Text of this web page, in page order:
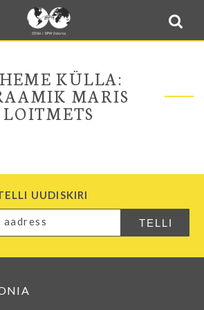
Sulge menüü
Blogi
E-pood
Kontakt
Minu BPW
KÜLLA:
MARIS
LOITMETS
UUDISKIRI